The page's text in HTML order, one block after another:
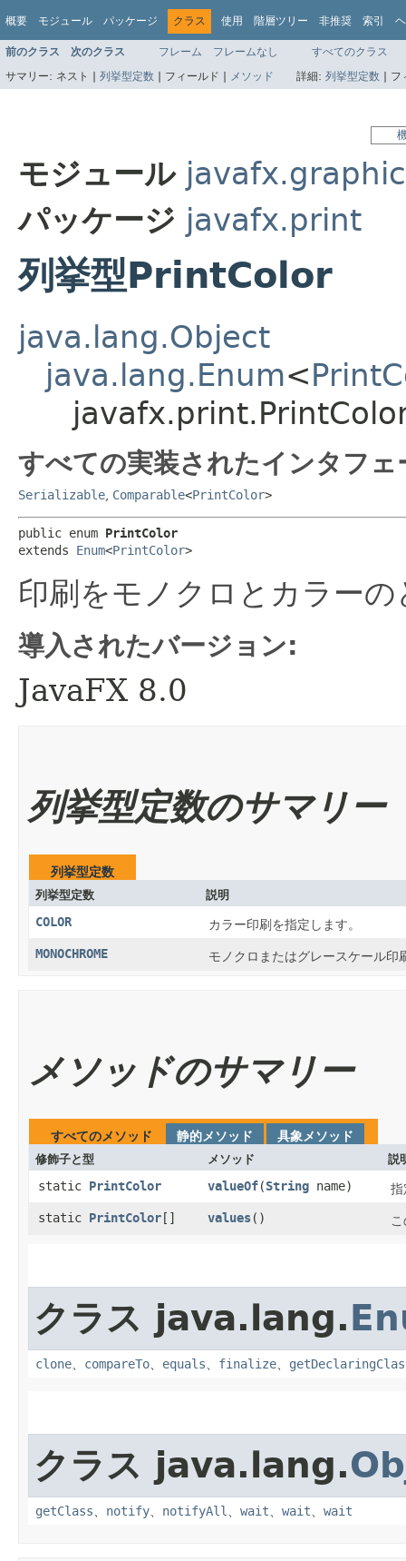
概要 モジュール パッケージ クラス 使用 階層ツリー 非推奨 索引
前のクラス 次のクラス フレーム フレームなし
すべてのクラス
サマリー: ネスト | 列挙型定数 | フィールド | メソッド 詳細: 列挙型定数 | フ
モジュール
パッケージ javafx.print
列挙型PrintColor
java.lang.Object
java.lang.Enum<
すべての実装されたインタフ
Serializable Comparable<PrintColor>
public enum PrintColor
extends Enum<PrintColor>
印刷をモノクロとカラー
導入されたバージョン:
JavaFX 8.0
列挙型定数のサマリー
列挙型定数
列挙型定数 説明
COLOR カラー印刷を指定します。
MONOCHROME モノクロまたはグレースケール印
メソッドのサマリー
すべてのメソッド 静的メソッド 具象メソッド
修飾子と型 メソッド 説
static PrintColor valueOf​(String name) 指
static PrintColor [] values()
クラス java.lang.
clone、 compareTo、 equals、 finalize、
クラス java.lang.
getClass、 notify、 notifyAll、 wait、 wait、 wait